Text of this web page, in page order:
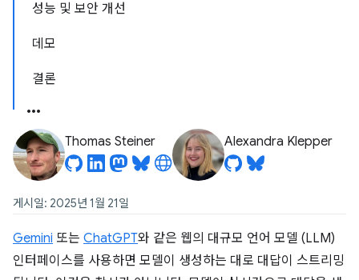
성능 및 보안 개선
데모
결론
Thomas Steiner Alexandra Klepper
게시일: 2025년 1월 21일
Gemini 또는 ChatGPT와 같은 웹의 대규모 언어 모델 (LLM)
인터페이스를 사용하면 모델이 생성하는 대로 대답이 스트리밍